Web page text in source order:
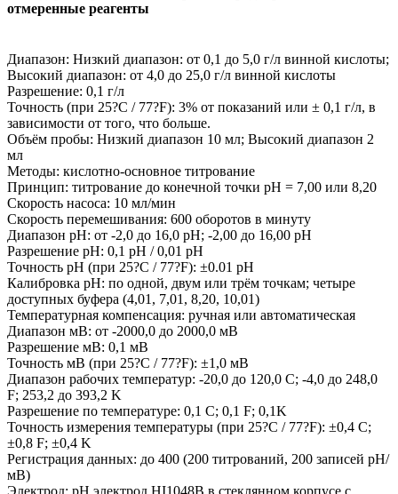
отмеренные реагенты
Диапазон: Низкий диапазон: от 0,1 до 5,0 г/л винной кислоты;
Высокий диапазон: от 4,0 до 25,0 г/л винной кислоты
Разрешение: 0,1 г/л
Точность (при 25?C / 77?F): 3% от показаний или ± 0,1 г/л, в
зависимости от того, что больше.
Объём пробы: Низкий диапазон 10 мл; Высокий диапазон 2
мл
Методы: кислотно-основное титрование
Принцип: титрование до конечной точки рН = 7,00 или 8,20
Скорость насоса: 10 мл/мин
Скорость перемешивания: 600 оборотов в минуту
Диапазон рН: от -2,0 до 16,0 рН; -2,00 до 16,00 рН
Разрешение рН: 0,1 pH / 0,01 pH
Точность рН (при 25?C / 77?F): ±0.01 pH
Калибровка рН: по одной, двум или трём точкам; четыре
доступных буфера (4,01, 7,01, 8,20, 10,01)
Температурная компенсация: ручная или автоматическая
Диапазон мВ: от -2000,0 до 2000,0 мВ
Разрешение мВ: 0,1 мВ
Точность мВ (при 25?C / 77?F): ±1,0 мВ
Диапазон рабочих температур: -20,0 до 120,0 C; -4,0 до 248,0
F; 253,2 до 393,2 K
Разрешение по температуре: 0,1 C; 0,1 F; 0,1K
Точность измерения температуры (при 25?C / 77?F): ±0,4 C;
±0,8 F; ±0,4 K
Регистрация данных: до 400 (200 титрований, 200 записей рН/
мВ)